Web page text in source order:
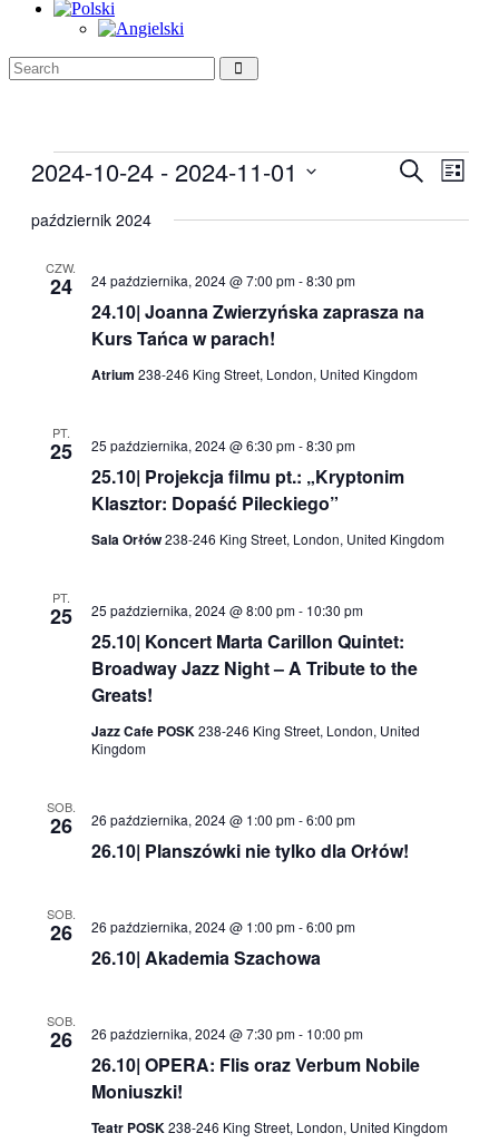
Wydarzenia
po
widokach
Szukaj
Lista
2024-10-24 - 2024-11-01
datę.
październik 2024
CZW.
24
24.10| Joanna Zwierzyńska zaprasza na
Kurs Tańca w parach!
24 października, 2024 @ 7:00 pm-8:30 pm
Atrium 238-246 King Street, London, United Kingdom
PT.
25
25.10| Projekcja filmu pt.: „Kryptonim
Klasztor: Dopaść Pileckiego”
25 października, 2024 @ 6:30 pm-8:30 pm
Sala Orłów238-246 King Street, London, United Kingdom
PT.
25
25.10| Koncert Marta Carillon Quintet:
Broadway Jazz Night – A Tribute to the
Greats!
25 października, 2024 @ 8:00 pm- 10:30 pm
Jazz Cafe POSK238-246 King Street, London, United
Kingdom
SOB.
26
26.10| Planszówki nie tylko dla Orłów!
26 października, 2024 @ 1:00 pm-6:00 pm
SOB.
26
26.10| Akademia Szachowa
26 października, 2024 @ 1:00 pm-6:00 pm
SOB.
26
26.10| OPERA: Flis oraz Verbum Nobile
Moniuszki!
26 października, 2024 @ 7:30 pm- 10:00 pm
Teatr POSK238-246 King Street, London, United Kingdom